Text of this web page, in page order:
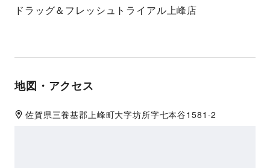
ドラッグ＆フレッシュトライアル上峰店
地図・アクセス
佐賀県三養基郡 上峰町大字坊所字七本谷1581-2